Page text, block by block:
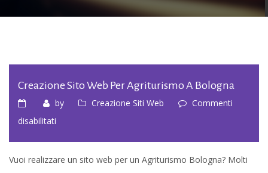
Creazione Sito Web Per Agriturismo A Bologna
by Creazione Siti Web
Commenti
disabilitati
Sito
Vuoi realizzare un sito web per un Agriturismo Bologna? Molti